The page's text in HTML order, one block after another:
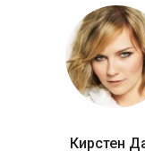
Кирстен